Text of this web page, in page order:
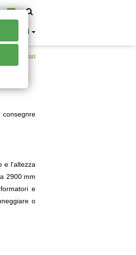
contatti
formatori
consegnre
e l'altezza
2900 mm
e
o